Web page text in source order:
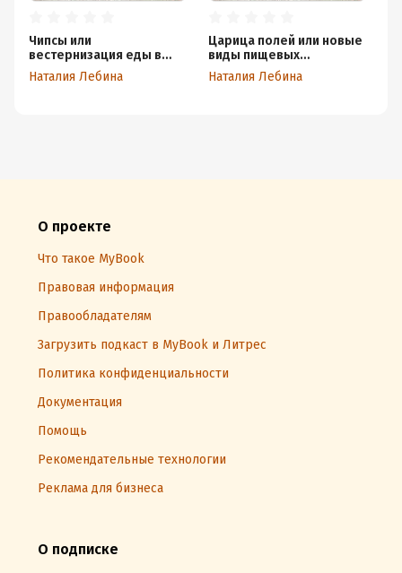
Чипсы или
вестернизация еды в
СССР
Наталия Лебина
Царица полей или новые
виды пищевых
продуктов в условиях
дефицита
Наталия Лебина
О проекте
Что такое MyBook
Правовая информация
Правообладателям
Загрузить подкаст в MyBook и Литрес
Политика конфиденциальности
Документация
Помощь
Рекомендательные технологии
Реклама для бизнеса
О подписке